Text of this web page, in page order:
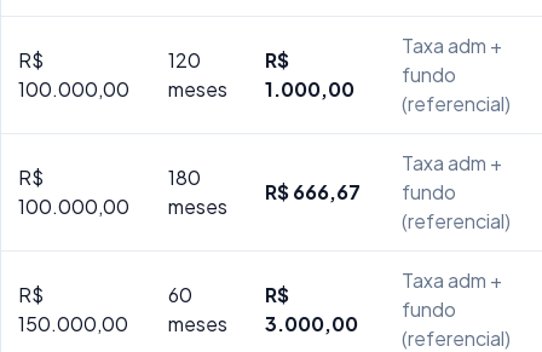
R$
100.000,00
120
meses
R$
1.000,00
Taxa adm +
fundo
(referencial)
R$
100.000,00
180
meses
R$ 666,67
Taxa adm +
fundo
(referencial)
R$
150.000,00
60
meses
R$
3.000,00
Taxa adm +
fundo
(referencial)